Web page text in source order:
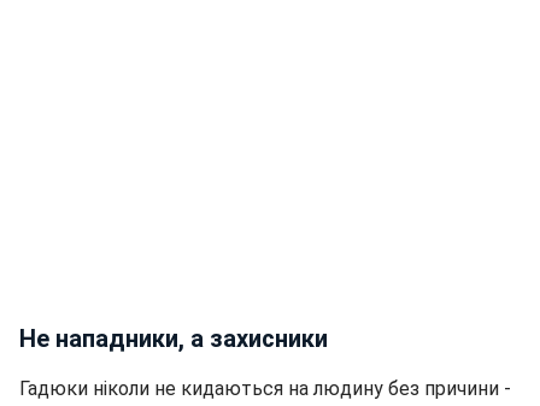
Не нападники, а захисники
Гадюки ніколи не кидаються на людину без причини -